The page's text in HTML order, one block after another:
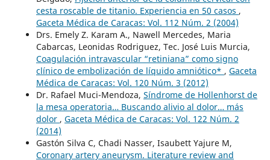
cesta roscable de titanio. Experiencia en 50 casos ,
Gaceta Médica de Caracas: Vol. 112 Núm. 2 (2004)
Drs. Emely Z. Karam A., Nawell Mercedes, Maria
Cabarcas, Leonidas Rodriguez, Tec. José Luis Murcia,
Coagulación intravascular “retiniana” como signo
clínico de embolización de líquido amniótico* , Gaceta
Médica de Caracas: Vol. 120 Núm. 3 (2012)
Dr. Rafael Muci-Mendoza, Síndrome de Hollenhorst de
la mesa operatoria… Buscando alivio al dolor… más
dolor , Gaceta Médica de Caracas: Vol. 122 Núm. 2
(2014)
Gastón Silva C, Chadi Nasser, Isaubett Yajure M,
Coronary artery aneurysm. Literature review and